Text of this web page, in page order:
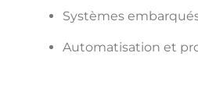
Systèmes
Automatisation et